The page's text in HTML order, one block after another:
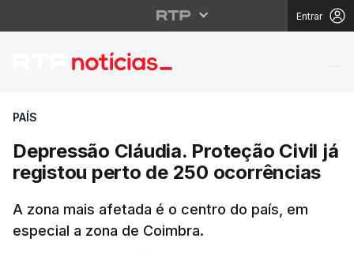
Entrar
Depressão Cláudia.
PAÍS
Depressão Cláudia. Proteção Civil já
registou perto de 250 ocorrências
A zona mais afetada é o centro do país, em
especial a zona de Coimbra.